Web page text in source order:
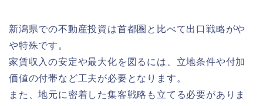
新潟県での不動産投資は首都圏と比べて出口戦略がや
や特殊です。
家賃収入の安定や最大化を図るには、立地条件や付加
価値の付帯など工夫が必要となります。
また、地元に密着した集客戦略も立てる必要がありま